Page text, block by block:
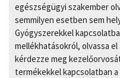
egészségügyi szakember
semmilyen esetben sem
Gyógyszerekkel
mellékhatásokról, olvassa
kérdezze meg
termékekkel kapcsolatban